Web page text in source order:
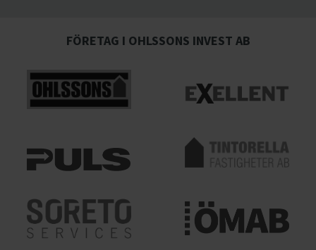
FÖRETAG I OHLSSONS INVEST AB